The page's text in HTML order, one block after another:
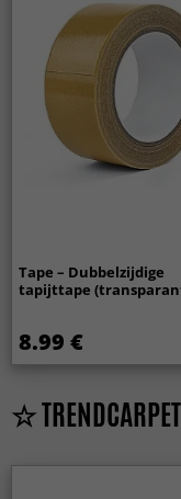
Tape – Dubbelzijdige
tapijttape
8.99 €
☆